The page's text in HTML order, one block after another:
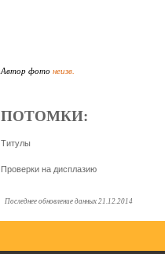
Автор фото неизв.
ПОТОМКИ:
Титулы
Проверки на дисплазию
Последнее обновление данных 21.12.2014